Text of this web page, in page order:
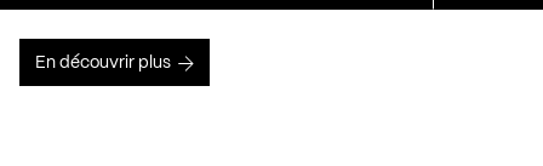
En découvrir plus